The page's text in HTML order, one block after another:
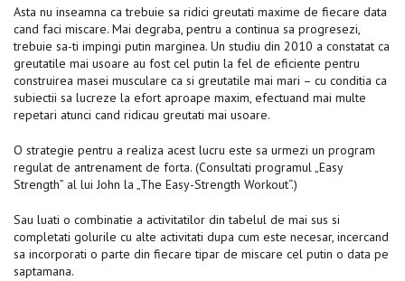
Asta nu inseamna ca trebuie sa ridici greutati maxime de fiecare data
cand faci miscare. Mai degraba, pentru a continua sa progresezi,
trebuie sa-ti impingi putin marginea. Un studiu din 2010 a constatat ca
greutatile mai usoare au fost cel putin la fel de eficiente pentru
construirea masei musculare ca si greutatile mai mari – cu conditia ca
subiectii sa lucreze la efort aproape maxim, efectuand mai multe
repetari atunci cand ridicau greutati mai usoare.
O strategie pentru a realiza acest lucru este sa urmezi un program
regulat de antrenament de forta. (Consultati programul „Easy
Strength” al lui John la „The Easy-Strength Workout“.)
Sau luati o combinatie a activitatilor din tabelul de mai sus si
completati golurile cu alte activitati dupa cum este necesar, incercand
sa incorporati o parte din fiecare tipar de miscare cel putin o data pe
saptamana.